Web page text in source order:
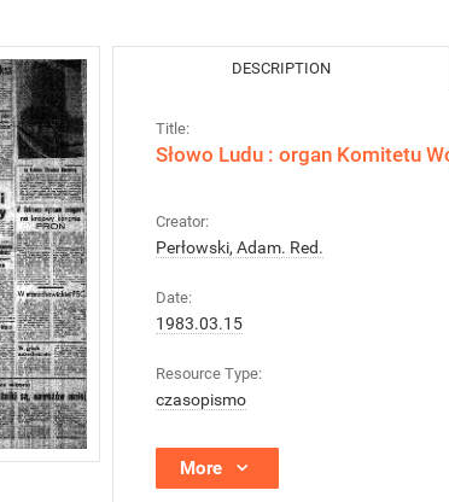
DESCRIPTION
Title:
Słowo Ludu : organ Komitetu
Creator:
Perłowski, Adam. Red.
Date:
1983.03.15
Resource Type:
czasopismo
More